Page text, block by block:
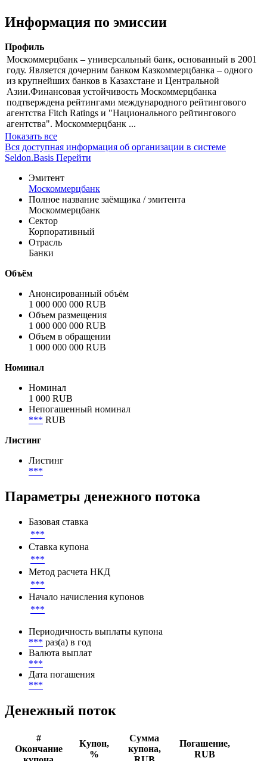
Bid
Информация по эмиссии
Профиль
Москоммерцбанк – универсальный банк, основанный в 2001
году. Является дочерним банком Казкоммерцбанка – одного
из крупнейших банков в Казахстане и Центральной
Азии.Финансовая устойчивость Москоммерцбанка
подтверждена рейтингами международного рейтингового
агентства Fitch Ratings и "Национального рейтингового
агентства". Москоммерцбанк ...
Показать все
Вся доступная информация об организации в системе
Seldon.Basis Перейти
Эмитент
Москоммерцбанк
Полное название заёмщика / эмитента
Москоммерцбанк
Корпоративный
Банки
Объём
Анонсированный объём
1 000 000 000 RUB
1 000 000 000 RUB
1 000 000 000 RUB
Номинал
1 000 RUB
***RUB
Листинг
Параметры денежного потока
Базовая ставка
***
Ставка купона
***
Метод расчета НКД
Начало начисления купонов
***
Периодичность выплаты купона
***
Дата погашения
Денежный поток